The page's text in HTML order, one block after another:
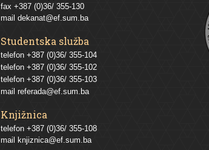
fax +387 (0)36/ 355-130
mail dekanat@ef.sum.ba
Studentska služba
telefon +387 (0)36/ 355-104
telefon +387 (0)36/ 355-102
telefon +387 (0)36/ 355-103
mail referada@ef.sum.ba
Knjižnica
telefon +387 (0)36/ 355-108
mail
knjiznica@ef.sum.ba